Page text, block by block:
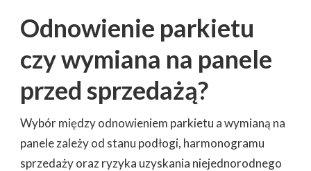
Odnowienie parkietu
czy wymiana na panele
przed sprzedażą?
Wybór między odnowieniem parkietu a wymianą na
panele zależy od stanu podłogi, harmonogramu
sprzedaży oraz ryzyka uzyskania niejednorodnego